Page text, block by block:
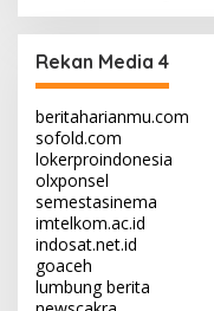
Rekan Media 4
beritaharianmu.com
sofold.com
lokerproindonesia
olxponsel
semestasinema
imtelkom.ac.id
indosat.net.id
goaceh
lumbung berita